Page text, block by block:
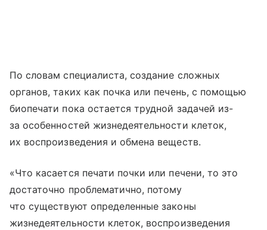
По словам специалиста, создание сложных
органов, таких как почка или печень, с помощью
биопечати пока остается трудной задачей из-
за особенностей жизнедеятельности клеток,
их воспроизведения и обмена веществ.
«Что касается печати почки или печени, то это
достаточно проблематично, потому
что существуют определенные законы
жизнедеятельности клеток, воспроизведения